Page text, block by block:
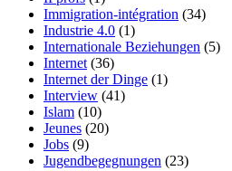
Immigration-intégration (34)
Industrie 4.0 (1)
Internationale Beziehungen (5)
Internet(36)
Internet der Dinge (1)
Interview (41)
Islam (10)
Jeunes (20)
Jobs (9)
Jugendbegegnungen (23)